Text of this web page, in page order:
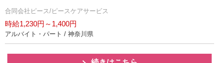
合同会社ピース/ピースケアサービス
時給1,230円～1,400円
アルバイト・パート / 神奈川県